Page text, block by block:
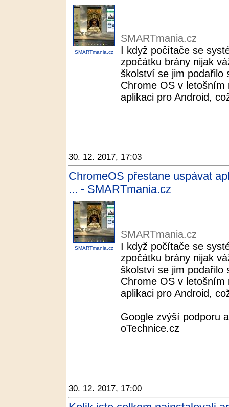
SMARTmania.cz
SMARTmania.cz
I když počítače se
zpočátku brány nijak
školství se jim podařilo
Chrome OS v
aplikaci pro Android,
30. 12. 2017, 17:03
ChromeOS přestane uspávat
... - SMARTmania.cz
SMARTmania.cz
SMARTmania.cz
I když počítače se
zpočátku brány nijak
školství se jim podařilo
Chrome OS v
aplikaci pro Android,
Google zvýší podporu
oTechnice.cz
30. 12. 2017, 17:00